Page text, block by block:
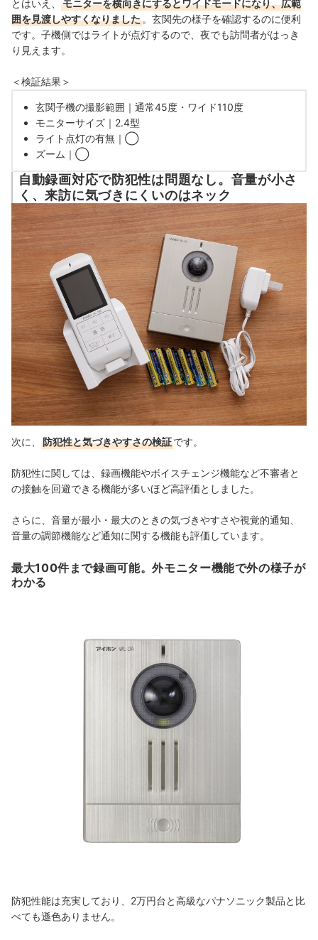
とはいえ、
モニターを横向きにするとワイドモードになり、広範
囲を見渡しやすくなりました 。玄関先の様子を確認するのに便利
です。子機側ではライトが点灯するので、夜でも訪問者がはっき
り見えます。
＜検証結果＞
玄関子機の撮影範囲｜通常45度・ワイド110度
モニターサイズ｜2.4型
ライト点灯の有無｜◯
ズーム｜◯
自動録画対応で防犯性は問題なし。音量が小さ
く、来訪に気づきにくいのはネック
次に、 防犯性と気づきやすさの検証です。
防犯性に関しては、録画機能やボイスチェンジ機能など不審者と
の接触を回避できる機能が多いほど高評価としました。
さらに、音量が最小・最大のときの気づきやすさや視覚的通知、
音量の調節機能など通知に関する機能も評価しています。
最大100件まで録画可能。外モニター機能で外の様子が
わかる
防犯性能は充実しており、2万円台と高級なパナソニック製品と比
べても遜色ありません。